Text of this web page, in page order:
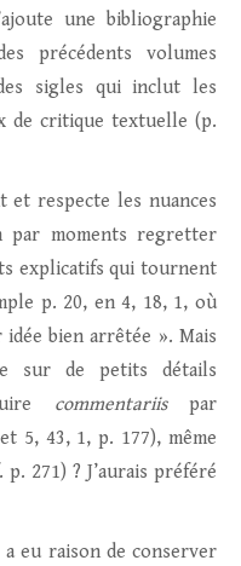
une bibliographie
précédents volumes
sigles qui inclut les
de critique textuelle (p.
et respecte les nuances
par moments regretter
explicatifs qui tournent
p. 20, en 4, 18, 1, où
bien arrêtée ». Mais
sur de petits détails
commentariispar
5, 43, 1, p. 177), même
271) ? J’aurais préféré
eu raison de conserver